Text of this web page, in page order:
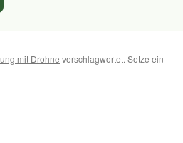
mit Drohne verschlagwortet. Setze ein